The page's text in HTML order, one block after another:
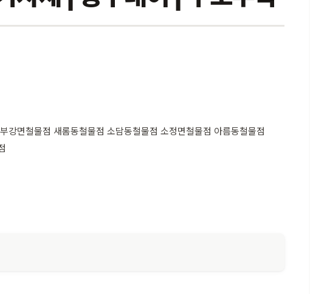
면철물점 새롬동철물점 소담동철물점 소정면철물점 아름동철물점